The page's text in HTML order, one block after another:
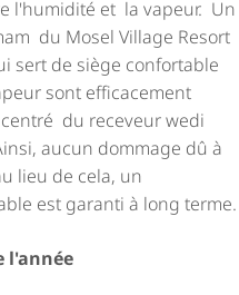
l'humidité et la vapeur. Un
du Mosel Village Resort
sert de siège confortable
sont efficacement
du receveur wedi
aucun dommage dû à
lieu de cela, un
est garanti à long terme.
l'année